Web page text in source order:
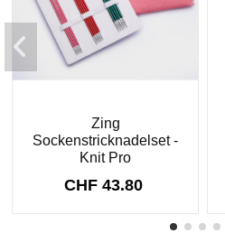
Zing
Sockenstricknadelset -
Knit Pro
CHF 43.80